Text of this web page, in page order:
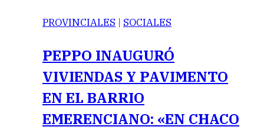
PROVINCIALES | SOCIALES
PEPPO INAUGURÓ
VIVIENDAS Y PAVIMENTO
EN EL BARRIO
EMERENCIANO: «EN CHACO